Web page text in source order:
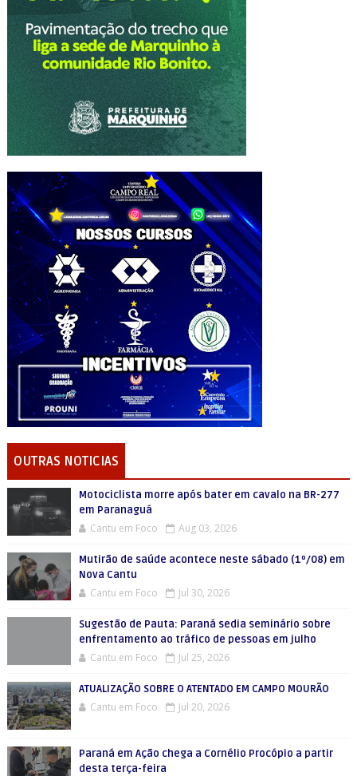
OUTRAS NOTICIAS
Motociclista morre após bater em cavalo na BR-277
em Paranaguá
Cantu em Foco Aug 03, 2026
Mutirão de saúde acontece neste sábado (1º/08) em
Nova Cantu
Cantu em Foco Jul 30, 2026
Sugestão de Pauta: Paraná sedia seminário sobre
enfrentamento ao tráfico de pessoas em julho
Cantu em Foco Jul 25, 2026
ATUALIZAÇÃO SOBRE O ATENTADO EM CAMPO MOURÃO
Cantu em Foco Jul 20, 2026
Paraná em Ação chega a Cornélio Procópio a partir
desta terça-feira